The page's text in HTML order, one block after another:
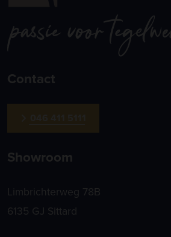
Contact
Showroom
Limbrichterweg 78B
6135 GJ Sittard